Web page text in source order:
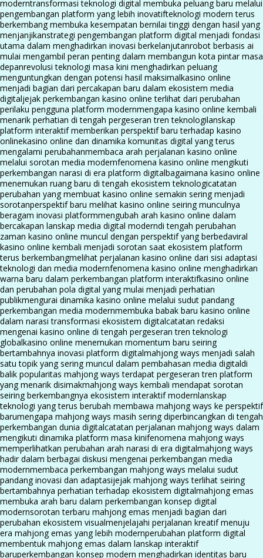
moderntransformasi teknologi digital membuka peluang baru melalui
pengembangan platform yang lebih inovatifteknologi modern terus
berkembang membuka kesempatan bernilai tinggi dengan hasil yang
menjanjikanstrategi pengembangan platform digital menjadi fondasi
utama dalam menghadirkan inovasi berkelanjutanrobot berbasis ai
mulai mengambil peran penting dalam membangun kota pintar masa
depanrevolusi teknologi masa kini menghadirkan peluang
menguntungkan dengan potensi hasil maksimalkasino online
menjadi bagian dari percakapan baru dalam ekosistem media
digitaljejak perkembangan kasino online terlihat dari perubahan
perilaku pengguna platform modernmengapa kasino online kembali
menarik perhatian di tengah pergeseran tren teknologilanskap
platform interaktif memberikan perspektif baru terhadap kasino
onlinekasino online dan dinamika komunitas digital yang terus
mengalami perubahanmembaca arah perjalanan kasino online
melalui sorotan media modernfenomena kasino online mengikuti
perkembangan narasi di era platform digitalbagaimana kasino online
menemukan ruang baru di tengah ekosistem teknologicatatan
perubahan yang membuat kasino online semakin sering menjadi
sorotanperspektif baru melihat kasino online seiring munculnya
beragam inovasi platformmengubah arah kasino online dalam
bercakapan lanskap media digital moderndi tengah perubahan
zaman kasino online muncul dengan perspektif yang berbedaviral
kasino online kembali menjadi sorotan saat ekosistem platform
terus berkembangmelihat perjalanan kasino online dari sisi adaptasi
teknologi dan media modernfenomena kasino online menghadirkan
warna baru dalam perkembangan platform interaktifkasino online
dan perubahan pola digital yang mulai menjadi perhatian
publikmengurai dinamika kasino online melalui sudut pandang
perkembangan media modernmembuka babak baru kasino online
dalam narasi transformasi ekosistem digitalcatatan redaksi
mengenai kasino online di tengah pergeseran tren teknologi
globalkasino online menemukan momentum baru seiring
bertambahnya inovasi platform digitalmahjong ways menjadi salah
satu topik yang sering muncul dalam pembahasan media digitaldi
balik popularitas mahjong ways terdapat pergeseran tren platform
yang menarik disimakmahjong ways kembali mendapat sorotan
seiring berkembangnya ekosistem interaktif modernlanskap
teknologi yang terus berubah membawa mahjong ways ke perspektif
barumengapa mahjong ways masih sering diperbincangkan di tengah
perkembangan dunia digitalcatatan perjalanan mahjong ways dalam
mengikuti dinamika platform masa kinifenomena mahjong ways
memperlihatkan perubahan arah narasi di era digitalmahjong ways
hadir dalam berbagai diskusi mengenai perkembangan media
modernmembaca perkembangan mahjong ways melalui sudut
pandang inovasi dan adaptasijejak mahjong ways terlihat seiring
bertambahnya perhatian terhadap ekosistem digitalmahjong emas
membuka arah baru dalam perkembangan konsep digital
modernsorotan terbaru mahjong emas menjadi bagian dari
perubahan ekosistem visualmenjelajahi perjalanan kreatif menuju
era mahjong emas yang lebih modernperubahan platform digital
membentuk mahjong emas dalam lanskap interaktif
baruperkembangan konsep modern menghadirkan identitas baru